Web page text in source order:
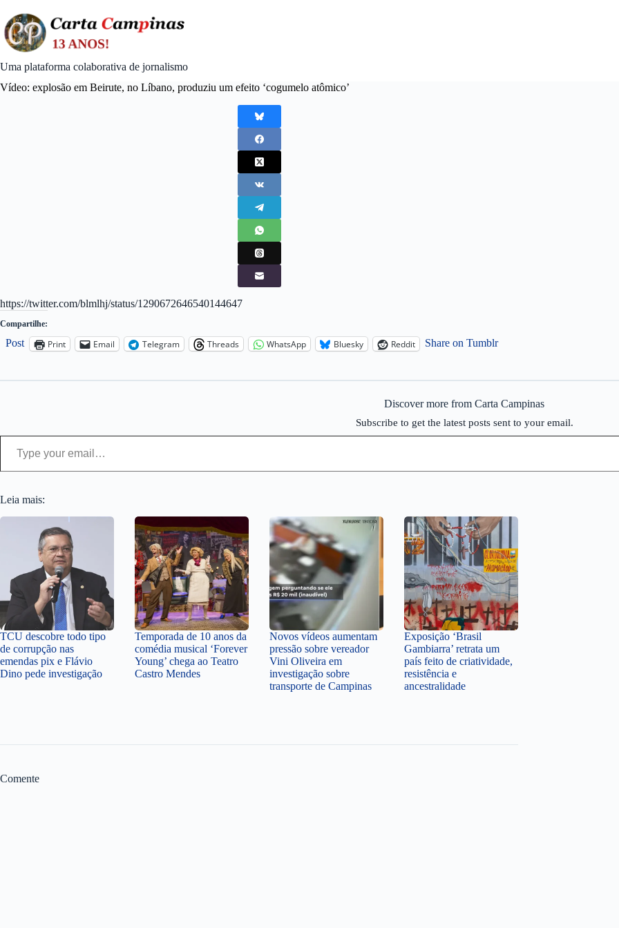
content
Uma plataforma colaborativa de jornalismo
Vídeo: explosão em Beirute, no Líbano, produziu um efeito ‘cogumelo atômico’
https://twitter.com/blmlhj/status/1290672646540144647
Compartilhe:
Post Print Email Telegram Threads WhatsApp Bluesky Reddit Share on Tumblr
Discover more from Carta Campinas
Subscribe to get the latest posts sent to your email.
Type your email…
Leia mais:
TCU descobre todo tipo
de corrupção nas
emendas pix e Flávio
Dino pede investigação
Temporada de 10 anos da
comédia musical ‘Forever
Young’ chega ao Teatro
Castro Mendes
Novos vídeos aumentam
pressão sobre vereador
Vini Oliveira em
investigação sobre
transporte de Campinas
Exposição ‘Brasil
Gambiarra’ retrata um
país feito de criatividade,
resistência e
ancestralidade
Comente